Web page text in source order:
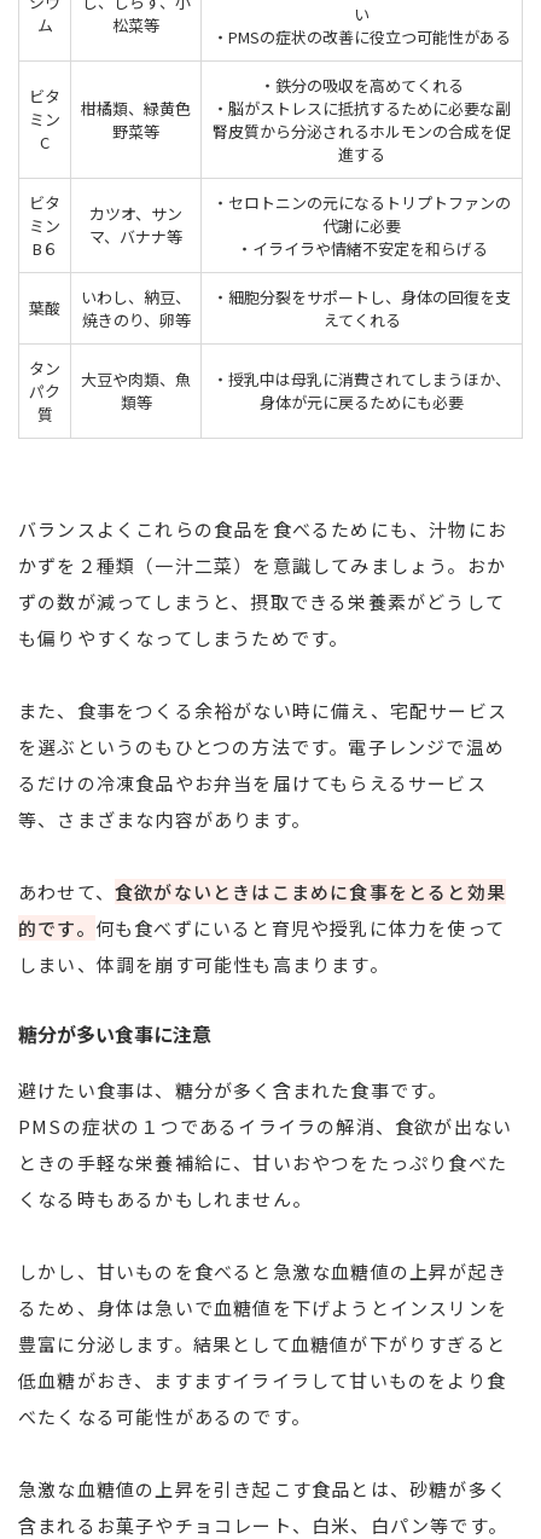
ム
松菜等
い
・PMSの症状の改善に役立つ可能性がある
ビタ
ミン
C
柑橘類、緑黄色
野菜等
・鉄分の吸収を高めてくれる
・脳がストレスに抵抗するために必要な副
腎皮質から分泌されるホルモンの合成を促
進する
ビタ
ミン
B６
カツオ、サン
マ、バナナ等
・セロトニンの元になるトリプトファンの
代謝に必要
・イライラや情緒不安定を和らげる
葉酸
いわし、納豆、
焼きのり、卵等
・細胞分裂をサポートし、身体の回復を支
えてくれる
タン
パク
質
大豆や肉類、魚
類等
・授乳中は母乳に消費されてしまうほか、
身体が元に戻るためにも必要
バランスよくこれらの食品を食べるためにも、汁物にお
かずを２種類（一汁二菜）を意識してみましょう。おか
ずの数が減ってしまうと、摂取できる栄養素がどうして
も偏りやすくなってしまうためです。
また、食事をつくる余裕がない時に備え、宅配サービス
を選ぶというのもひとつの方法です。電子レンジで温め
るだけの冷凍食品やお弁当を届けてもらえるサービス
等、さまざまな内容があります。
あわせて、 食欲がないときはこまめに食事をとると効果
的です。 何も食べずにいると育児や授乳に体力を使って
しまい、体調を崩す可能性も高まります。
糖分が多い食事に注意
避けたい食事は、糖分が多く含まれた食事です。
PMSの症状の１つであるイライラの解消、食欲が出ない
ときの手軽な栄養補給に、甘いおやつをたっぷり食べた
くなる時もあるかもしれません。
しかし、甘いものを食べると急激な血糖値の上昇が起き
るため、身体は急いで血糖値を下げようとインスリンを
豊富に分泌します。結果として血糖値が下がりすぎると
低血糖がおき、ますますイライラして甘いものをより食
べたくなる可能性があるのです。
急激な血糖値の上昇を引き起こす食品とは、砂糖が多く
含まれるお菓子やチョコレート、白米、白パン等です。